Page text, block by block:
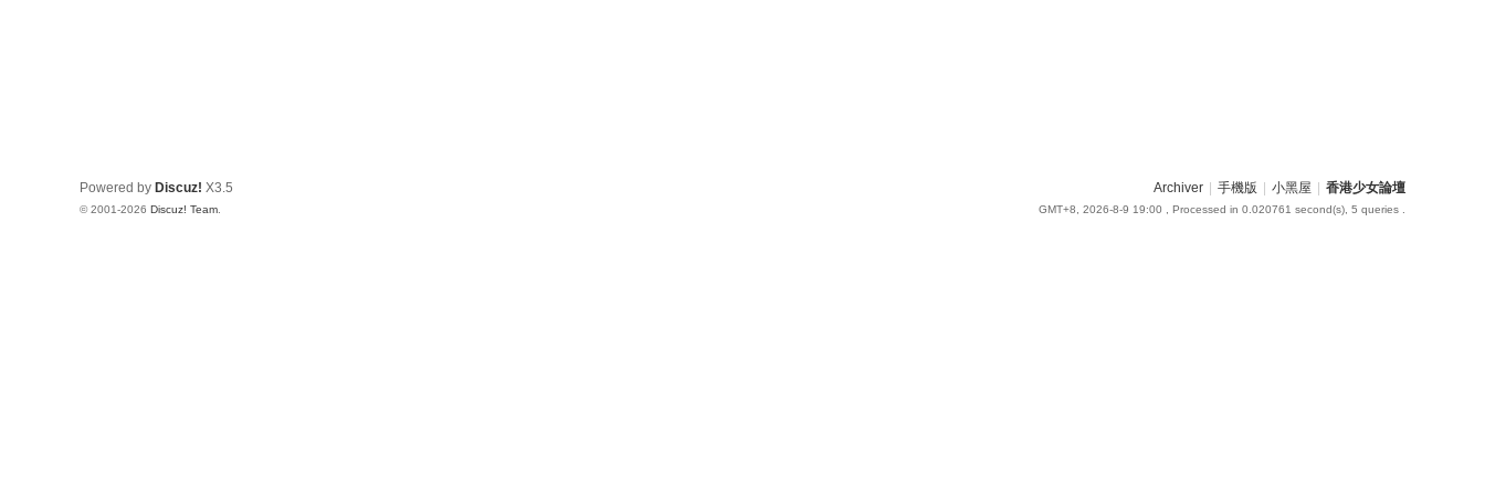
Archiver 手機版 小黑屋 香港少女論壇
GMT+8, 2026-8-9 19:00 , Processed in 0.020761 second(s), 5 queries .
Powered by Discuz! X3.5
© 2001-2026 Discuz! Team